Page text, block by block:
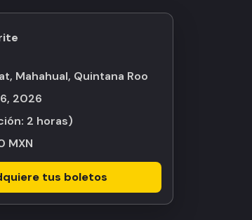
Mahahual, Quintana Roo
2026
2 horas)
MXN
tus boletos